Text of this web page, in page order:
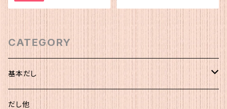
CATEGORY
基本だし
化粧袋（5ｇ×12）
だし他